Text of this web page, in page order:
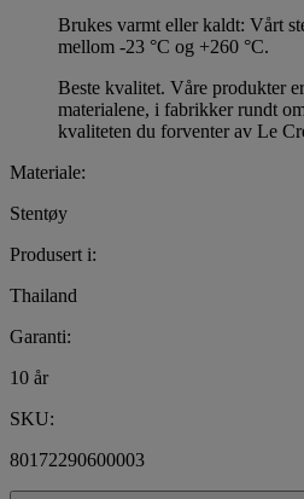
Brukes varmt eller kaldt: Vårt
mellom -23 °C og +260 °C.
Beste kvalitet. Våre produkter
materialene, i fabrikker rundt
kvaliteten du forventer av Le
Materiale:
Stentøy
Produsert i:
Thailand
Garanti:
10 år
SKU:
80172290600003